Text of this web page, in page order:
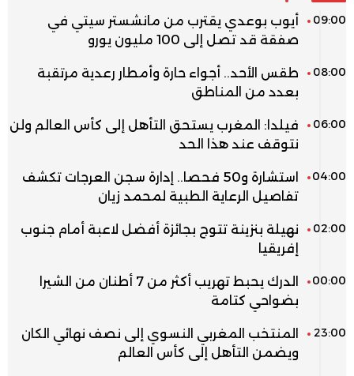
09:00
أيوب بوعدي يقترب من مانشستر سيتي في
صفقة قد تصل إلى 100 مليون يورو
08:00
طقس الأحد.. أجواء حارة وأمطار رعدية مرتقبة
بعدد من المناطق
06:00
فيلدا: المغرب يستحق التأهل إلى كأس العالم ولن
نتوقف عند هذا الحد
04:00
استشارة و50 فحصا.. إدارة سجن العرجات تكشف
تفاصيل الرعاية الطبية لمحمد زيان
02:00
نهيلة بنزينة تتوج بجائزة أفضل لاعبة أمام جنوب
إفريقيا
00:00
الدرك يحبط تهريب أكثر من 7 أطنان من الشيرا
بضواحي كتامة
23:00
المنتخب المغربي النسوي إلى نصف نهائي الكان
ويضمن التأهل إلى كأس العالم